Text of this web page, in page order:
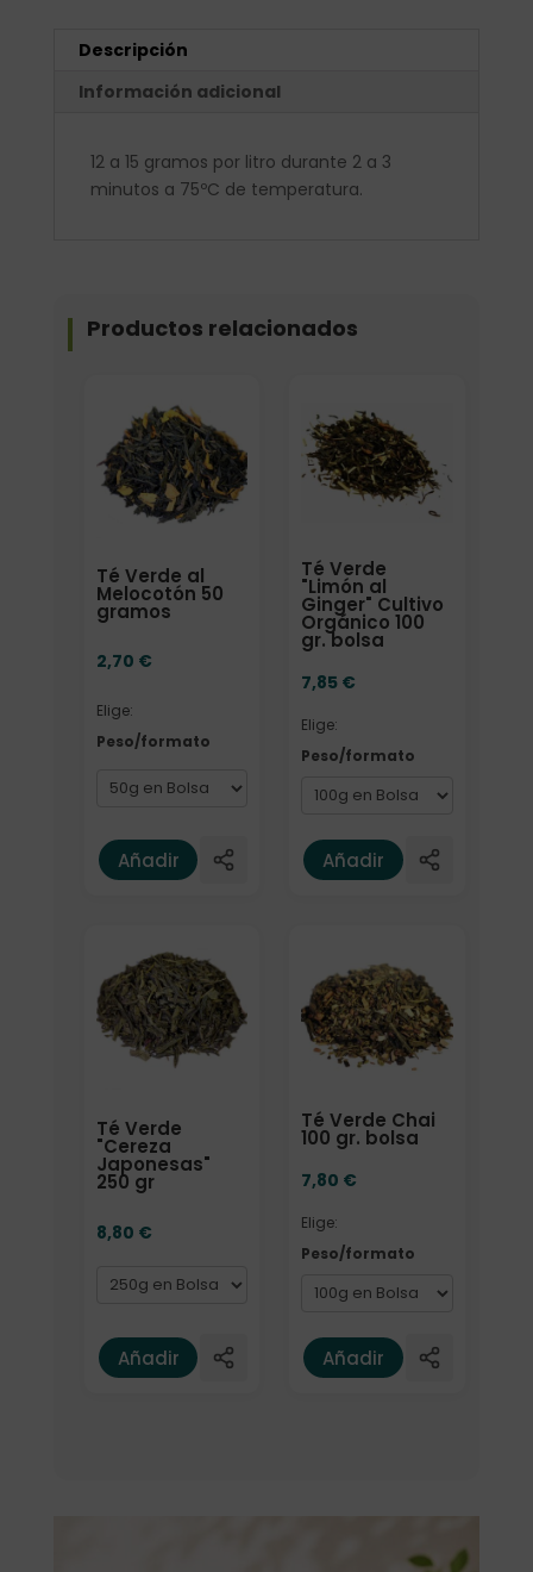
Descripción
Información adicional
12 a 15 gramos por litro durante 2 a 3
minutos a 75ºC de temperatura.
Productos relacionados
Té Verde al
Melocotón 50
gramos
2,70 €
Elige:
Peso/formato
Elige: Peso/formato
Añadir
Té Verde
"Limón al
Ginger" Cultivo
Orgánico 100
gr. bolsa
7,85 €
Elige:
Peso/formato
Añadir
Té Verde
"Cereza
Japonesas"
250 gr
8,80 €
Formato
Añadir
Té Verde Chai
100 gr. bolsa
7,80 €
Elige:
Peso/formato
Añadir